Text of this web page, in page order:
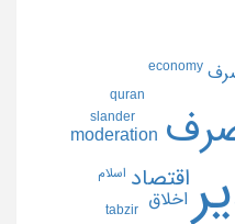
اقتصاد
اخلاق
moderation
tabzir
اسلام
economy
quran
slander